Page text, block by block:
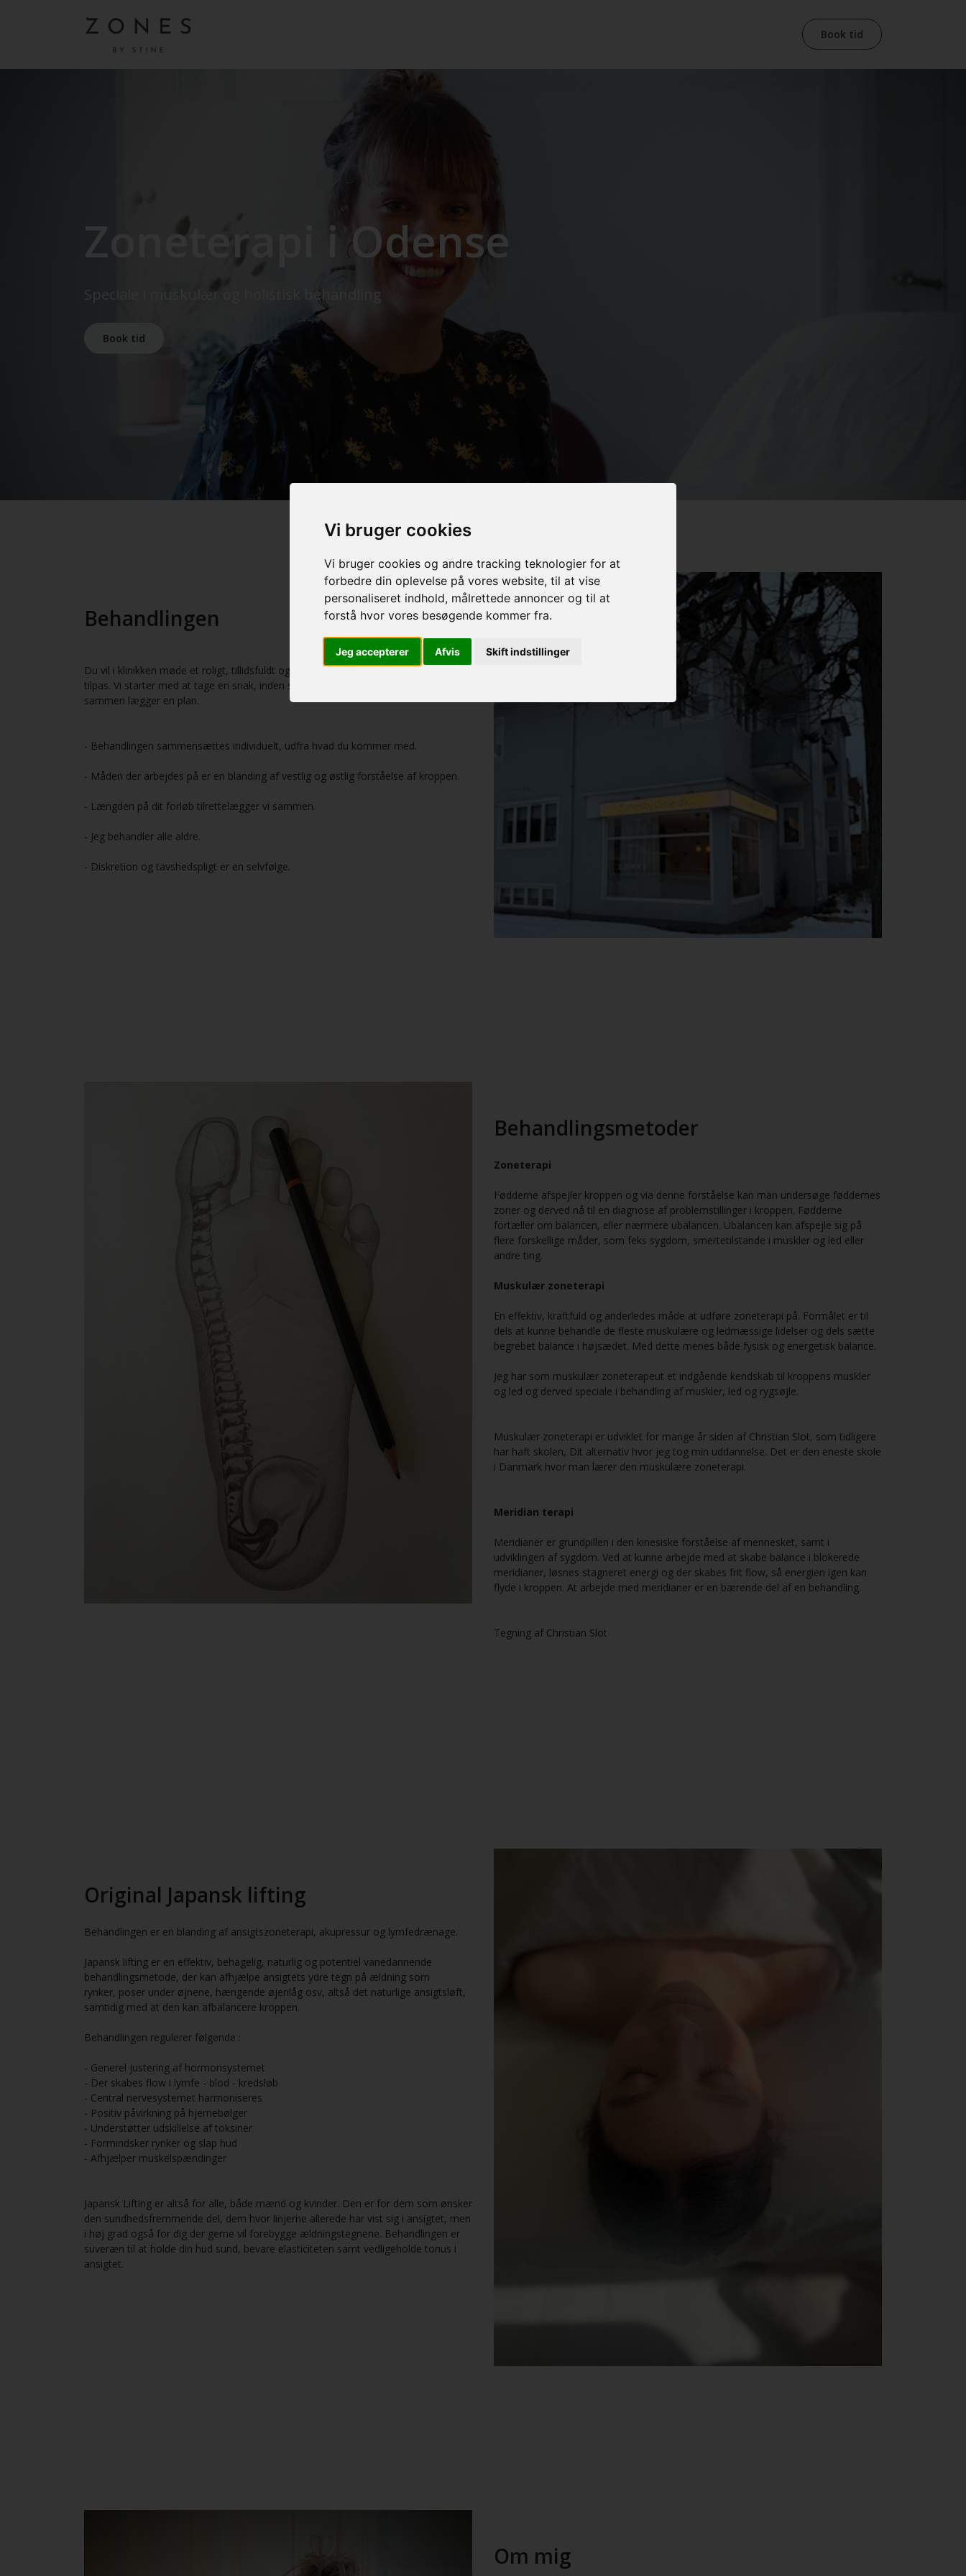
Vi bruger cookies
Vi bruger cookies og andre tracking teknologier for at
forbedre din oplevelse på vores website, til at vise
personaliseret indhold, målrettede annoncer og til at
forstå hvor vores besøgende kommer fra.
Jeg accepterer Afvis Skift indstillinger
Book tid
Zoneterapi i Odense
Speciale i muskulær og holistisk behandling
Book tid
Behandlingen
Du vil i klinikken møde et roligt, tillidsfuldt og trygt rum, hvor du som klient føler dig
tilpas. Vi starter med at tage en snak, inden selve behandlingen går i gang, hvor vi
sammen lægger en plan.
- Behandlingen sammensættes individuelt, udfra hvad du kommer med.
- Måden der arbejdes på er en blanding af vestlig og østlig forståelse af kroppen.
- Længden på dit forløb tilrettelægger vi sammen.
- Jeg behandler alle aldre.
- Diskretion og tavshedspligt er en selvfølge.
Behandlingsmetoder
Zoneterapi
Fødderne afspejler kroppen og via denne forståelse kan man undersøge føddernes
zoner og derved nå til en diagnose af problemstillinger i kroppen. Fødderne
fortæller om balancen, eller nærmere ubalancen. Ubalancen kan afspejle sig på
flere forskellige måder, som feks sygdom, smertetilstande i muskler og led eller
andre ting.
Muskulær zoneterapi
En effektiv, kraftfuld og anderledes måde at udføre zoneterapi på. Formålet er til
dels at kunne behandle de fleste muskulære og ledmæssige lidelser og dels sætte
begrebet balance i højsædet. Med dette menes både fysisk og energetisk balance.
Jeg har som muskulær zoneterapeut et indgående kendskab til kroppens muskler
og led og derved speciale i behandling af muskler, led og rygsøjle.
Muskulær zoneterapi er udviklet for mange år siden af Christian Slot, som tidligere
har haft skolen, Dit alternativ hvor jeg tog min uddannelse. Det er den eneste skole
i Danmark hvor man lærer den muskulære zoneterapi.
Meridian terapi
Meridianer er grundpillen i den kinesiske forståelse af mennesket, samt i
udviklingen af sygdom. Ved at kunne arbejde med at skabe balance i blokerede
meridianer, løsnes stagneret energi og der skabes frit flow, så energien igen kan
flyde i kroppen. At arbejde med meridianer er en bærende del af en behandling.
Tegning af Christian Slot
Original Japansk lifting
Behandlingen er en blanding af ansigtszoneterapi, akupressur og lymfedrænage.
Japansk lifting er en effektiv, behagelig, naturlig og potentiel vanedannende
behandlingsmetode, der kan afhjælpe ansigtets ydre tegn på ældning som
rynker, poser under øjnene, hængende øjenlåg osv, altså det naturlige ansigtsløft,
samtidig med at den kan afbalancere kroppen.
Behandlingen regulerer følgende :
- Generel justering af hormonsystemet
- Der skabes flow i lymfe - blod - kredsløb
- Central nervesystemet harmoniseres
- Positiv påvirkning på hjernebølger
- Understøtter udskillelse af toksiner
- Formindsker rynker og slap hud
- Afhjælper muskelspændinger
Japansk Lifting er altså for alle, både mænd og kvinder. Den er for dem som ønsker
den sundhedsfremmende del, dem hvor linjerne allerede har vist sig i ansigtet, men
i høj grad også for dig der gerne vil forebygge ældningstegnene. Behandlingen er
suveræn til at holde din hud sund, bevare elasticiteten samt vedligeholde tonus i
ansigtet.
Om mig